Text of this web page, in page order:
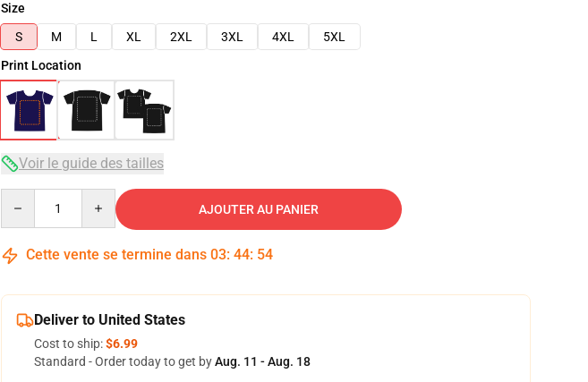
Size
S
M L XL 2XL 3XL 4XL
5XL
Print Location
Voir le guide des tailles
AJOUTER AU PANIER
Cette vente se termine dans 03: 44: 53
Deliver to United States
Cost to ship:$6.99
Standard - Order today to get byAug. 11 - Aug. 18